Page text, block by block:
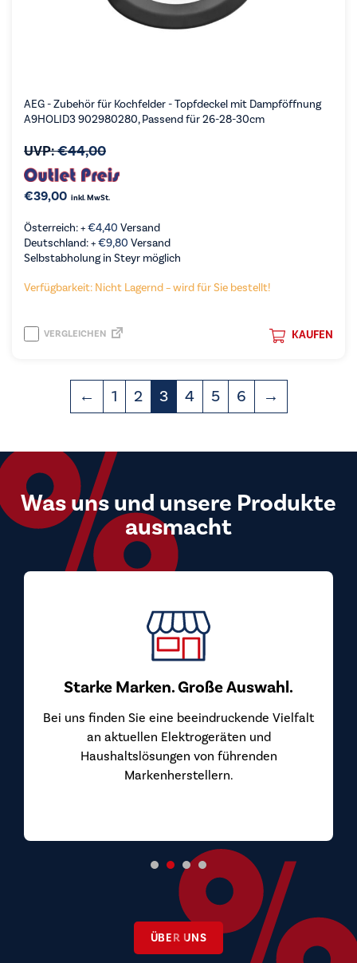
AEG - Zubehör für Kochfelder - Topfdeckel mit Dampföffnung
A9HOLID3 902980280, Passend für 26-28-30cm
UVP:€44,00
€39,00 inkl. MwSt.
Österreich: +€4,40 Versand
Deutschland: +€9,80 Versand
Selbstabholung in Steyr möglich
Verfügbarkeit: Nicht Lagernd – wird für Sie bestellt!
KAUFEN
VERGLEICHEN
← 1 2 3 4 5 6 →
Was uns und unsere Produkte
ausmacht
Auswahl.
Vielfalt
von führenden
Bei uns kaufen Sie
überzeugen. Wir beziehen
ÜBER UNS